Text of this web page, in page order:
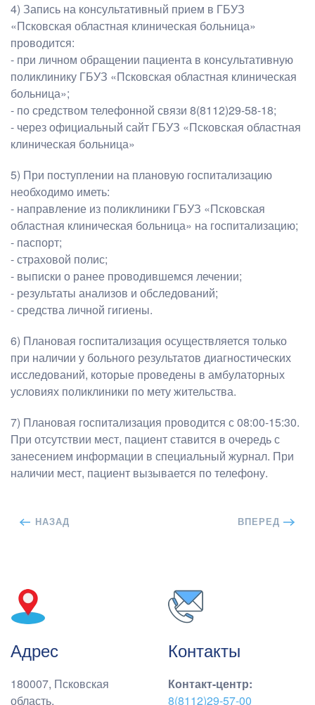
4) Запись на консультативный прием в ГБУЗ
«Псковская областная клиническая больница»
проводится:
- при личном обращении пациента в консультативную
поликлинику ГБУЗ «Псковская областная клиническая
больница»;
- по средством телефонной связи 8(8112)29-58-18;
- через официальный сайт ГБУЗ «Псковская областная
клиническая больница»
5) При поступлении на плановую госпитализацию
необходимо иметь:
- направление из поликлиники ГБУЗ «Псковская
областная клиническая больница» на госпитализацию;
- паспорт;
- страховой полис;
- выписки о ранее проводившемся лечении;
- результаты анализов и обследований;
- средства личной гигиены.
6) Плановая госпитализация осуществляется только
при наличии у больного результатов диагностических
исследований, которые проведены в амбулаторных
условиях поликлиники по мету жительства.
7) Плановая госпитализация проводится с 08:00-15:30.
При отсутствии мест, пациент ставится в очередь с
занесением информации в специальный журнал. При
наличии мест, пациент вызывается по телефону.
НАЗАД ВПЕРЕД
Адрес
180007, Псковская
область,
Контакты
Контакт-центр:
8(8112)29-57-00